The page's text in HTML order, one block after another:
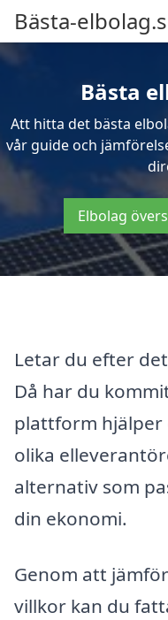
Bästa-
Bästa
Att hitta det bästa
vår guide och
Elbolag
Letar du efter
Då har du
plattform hjälper
olika
alternativ som
din ekonomi.
Genom att
villkor kan du